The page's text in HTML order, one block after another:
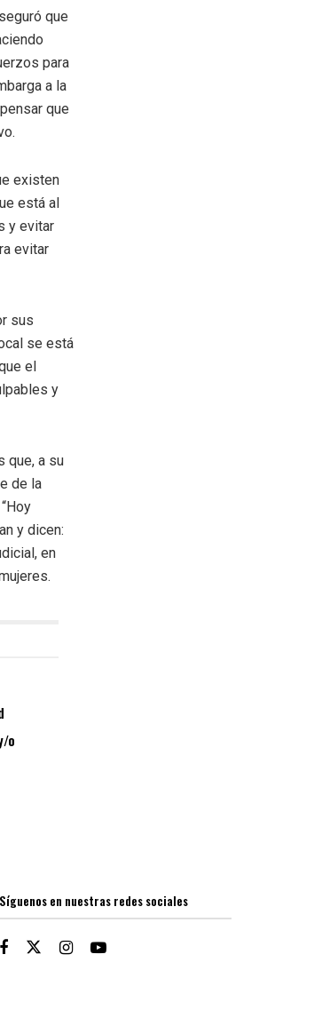
que
para
a la
que
existen
está al
y evitar
evitar
sus
se está
el
y
que, a su
de la
y dicen:
en
o
Síguenos en nuestras redes sociales